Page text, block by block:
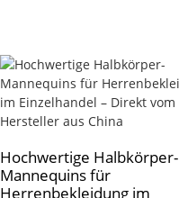
Hochwertige Halbkörper-
Mannequins für
Herrenbekleidung im